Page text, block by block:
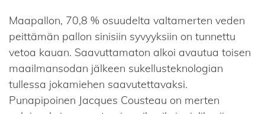
Maapallon, 70,8 % osuudelta valtamerten veden
peittämän pallon sinisiin syvyyksiin on tunnettu
vetoa kauan. Saavuttamaton alkoi avautua toisen
maailmansodan jälkeen sukellusteknologian
tullessa jokamiehen saavutettavaksi.
Punapipoinen Jacques Cousteau on merten